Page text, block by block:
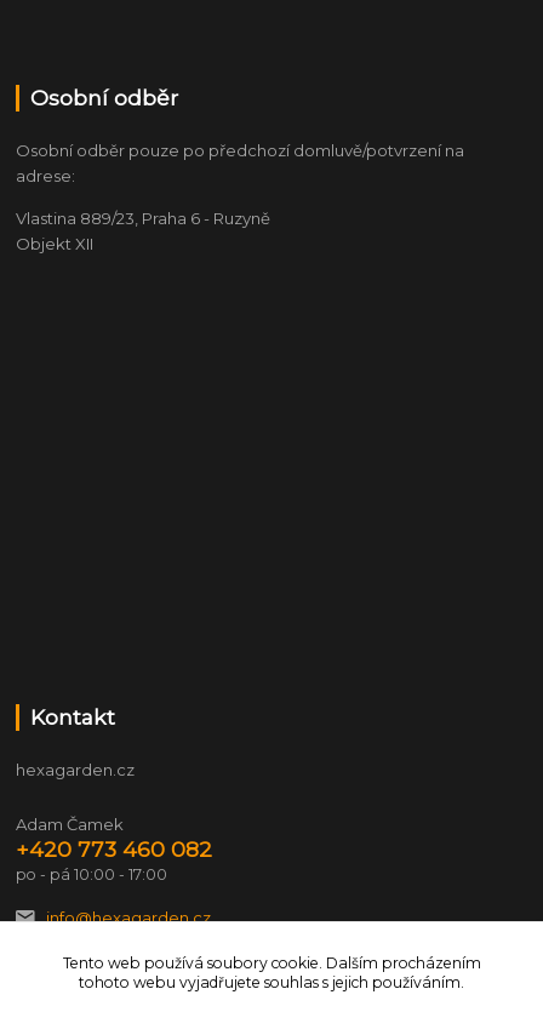
Osobní odběr
Osobní odběr pouze po předchozí domluvě/potvrzení na
adrese:
Vlastina 889/23, Praha 6 - Ruzyně
Objekt XII
Kontakt
hexagarden.cz
Adam Čamek
+420 773 460 082
po - pá 10:00 - 17:00
info@hexagarden.cz
Tento web používá soubory cookie. Dalším procházením
tohoto webu vyjadřujete souhlas s jejich používáním.